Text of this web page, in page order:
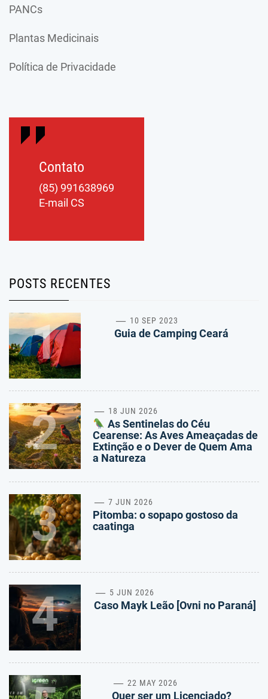
PANCs
Plantas Medicinais
Política de Privacidade
Contato
(85) 991638969
E-mail CS
POSTS RECENTES
1 10 SEP 2023
Guia de Camping Ceará
2 18 JUN 2026
As Sentinelas do Céu
Cearense: As Aves Ameaçadas de
Extinção e o Dever de Quem Ama
a Natureza
3 7 JUN 2026
Pitomba: o sopapo gostoso da
caatinga
4 5 JUN 2026
Caso Mayk Leão [Ovni no Paraná]
22 MAY 2026
Quer ser um Licenciado?